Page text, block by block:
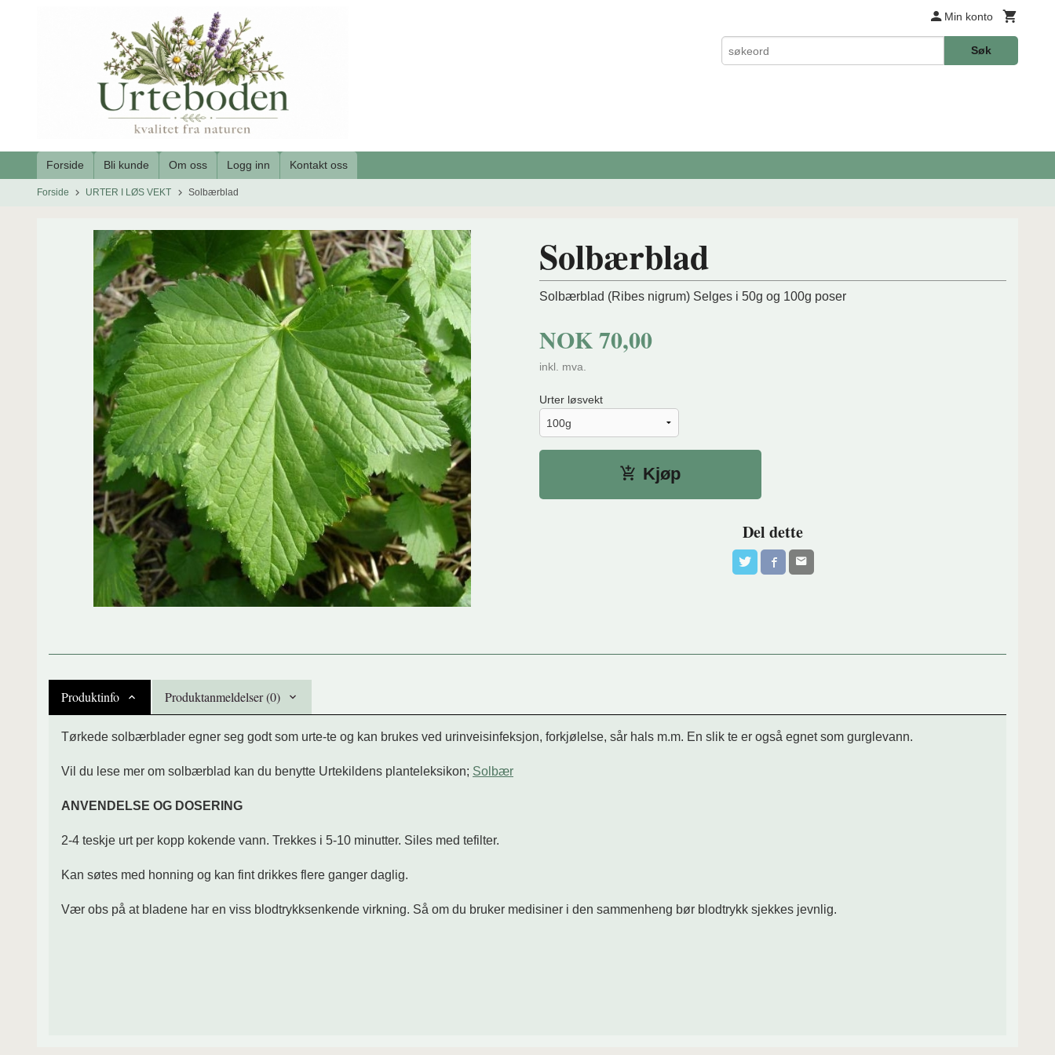
Min konto
Søk
Forside Bli kunde Om oss Logg inn Kontakt oss
Forside URTER I LØS VEKT Solbærblad
Solbærblad
Solbærblad (Ribes nigrum) Selges i 50g og 100g poser
NOK70,00
inkl. mva.
Urter løsvekt
Kjøp
Del dette
Produktinfo Produktanmeldelser (0)
Tørkede solbærblader egner seg godt som urte-te og kan brukes ved urinveisinfeksjon, forkjølelse, sår hals m.m. En slik te er også egnet som gurglevann.
Vil du lese mer om solbærblad kan du benytte Urtekildens planteleksikon; Solbær
ANVENDELSE OG DOSERING
2-4 teskje urt per kopp kokende vann. Trekkes i 5-10 minutter. Siles med tefilter.
Kan søtes med honning og kan fint drikkes flere ganger daglig.
Vær obs på at bladene har en viss blodtrykksenkende virkning. Så om du bruker medisiner i den sammenheng bør blodtrykk sjekkes jevnlig.